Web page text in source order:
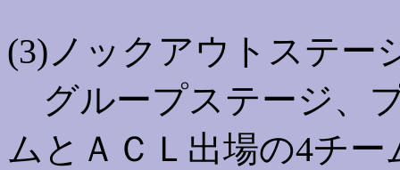
(3)ノックアウトステー
グループステージ、
ムとＡＣＬ出場の4チ